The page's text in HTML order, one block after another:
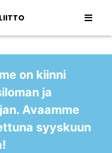
on kiinni
ja
Avaamme
syyskuun